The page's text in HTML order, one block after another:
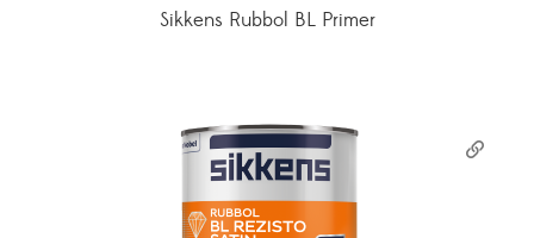
Sikkens Rubbol BL Primer